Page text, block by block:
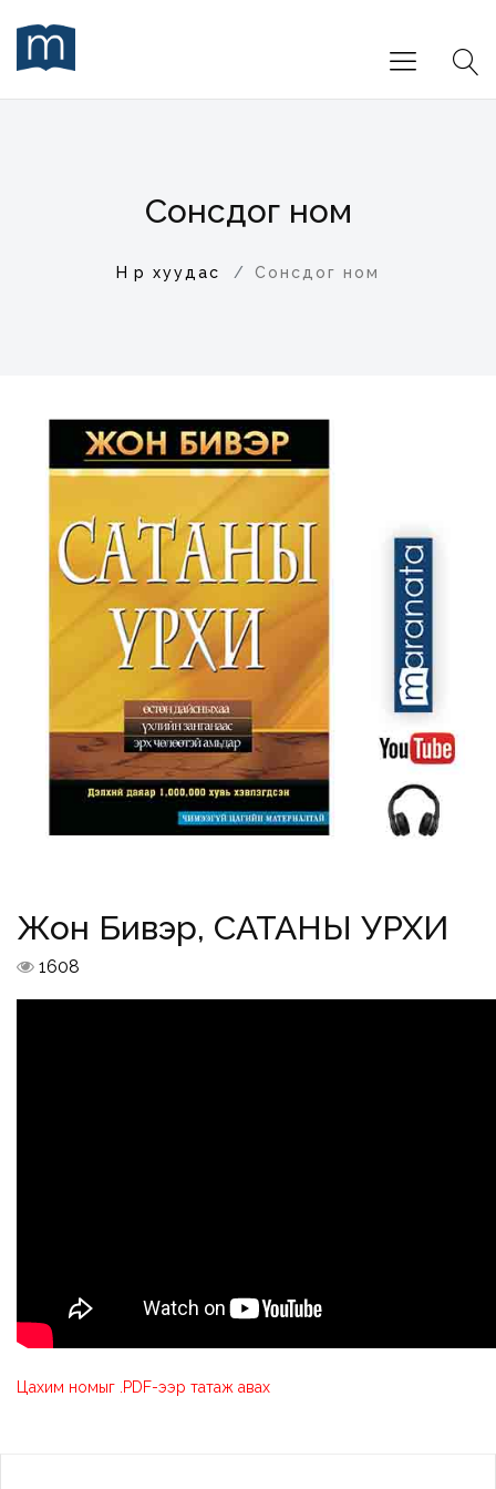
Сонсдог ном
Нүүр хуудас Сонсдог ном
Жон Бивэр, САТАНЫ УРХИ
1608
Цахим номыг .PDF-ээр татаж авах